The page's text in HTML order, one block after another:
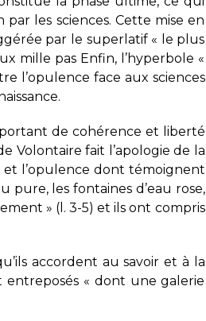
les sciences. Cette mise en
par le superlatif « le plus
mille pas Enfin, l’hyperbole «
l’opulence face aux sciences
de cohérence et liberté
Volontaire fait l’apologie de la
et l’opulence dont témoignent
pure, les fontaines d’eau rose,
» (l. 3-5) et ils ont compris
accordent au savoir et à la
« dont une galerie